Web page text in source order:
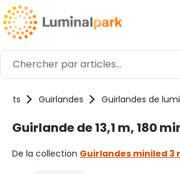
Passer au contenu principal
Guirlandes Guirlandes de
Guirlande de 13,1 m, 180
De la collection Guirlandes miniled 3